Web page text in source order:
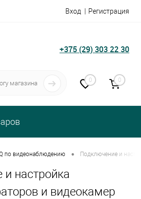
Вход Регистрация
+375 (29) 303 22 30
0 0
по видеонаблюдению • Подключение и
настройка
и видеокамер